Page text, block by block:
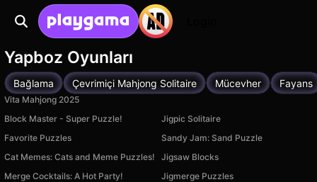
Yapboz Oyunları
Bağlama Çevrimiçi Mahjong Solitaire Mücevher Fayans
Vita Mahjong 2025
Block Master - Super Puzzle!
Jigpic Solitaire
Favorite Puzzles
Sandy Jam: Sand Puzzle
Cat Memes: Cats and Meme Puzzles!
Jigsaw Blocks
Merge Cocktails: A Hot Party!
Jigmerge Puzzles